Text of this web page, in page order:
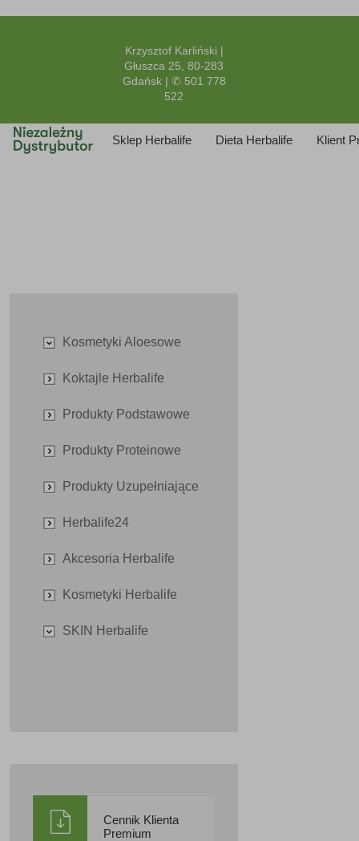
Krzysztof Karliński |
Głuszca 25, 80-283
Gdańsk | ✆ 501 778
522
Sklep Herbalife Dieta Herbalife Klient
Kosmetyki Aloesowe
Koktajle Herbalife
Produkty Podstawowe
Produkty Proteinowe
Produkty Uzupełniające
Herbalife24
Akcesoria Herbalife
Kosmetyki Herbalife
SKIN Herbalife
Cennik Klienta
Premium